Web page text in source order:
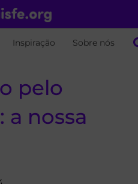
Inspiração Sobre nós
pelo
a nossa